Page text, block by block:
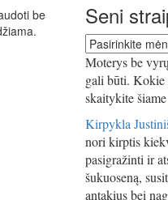
be
Seni
Seni
straipsniai
Moterys be
gali būti. Kokie
skaitykite šiame
Kirpykla
nori kirptis
pasigražinti ir
šukuoseną,
antakius bei